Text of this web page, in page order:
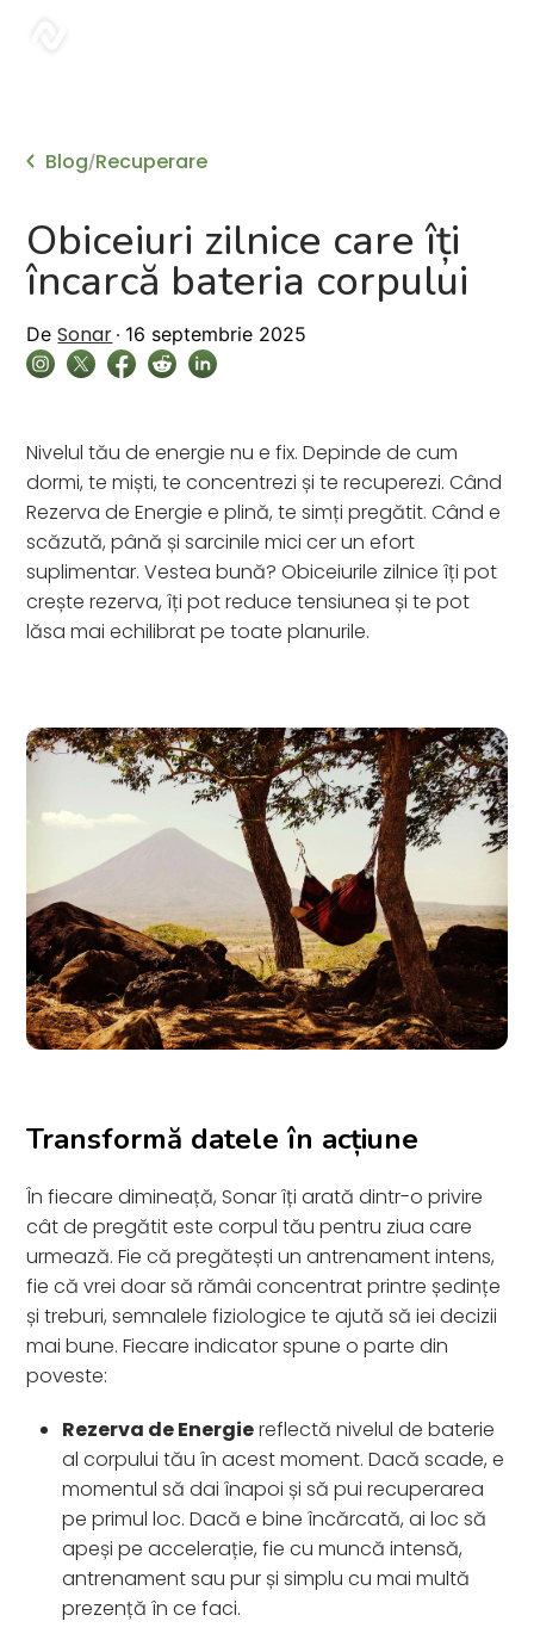
Blog/Recuperare
Obiceiuri zilnice care îți
încarcă bateria corpului
De Sonar 16 septembrie 2025
Nivelul tău de energie nu e fix. Depinde de cum
dormi, te miști, te concentrezi și te recuperezi. Când
Rezerva de Energie e plină, te simți pregătit. Când e
scăzută, până și sarcinile mici cer un efort
suplimentar. Vestea bună? Obiceiurile zilnice îți pot
crește rezerva, îți pot reduce tensiunea și te pot
lăsa mai echilibrat pe toate planurile.
Transformă datele în acțiune
În fiecare dimineață, Sonar îți arată dintr-o privire
cât de pregătit este corpul tău pentru ziua care
urmează. Fie că pregătești un antrenament intens,
fie că vrei doar să rămâi concentrat printre ședințe
și treburi, semnalele fiziologice te ajută să iei decizii
mai bune. Fiecare indicator spune o parte din
poveste:
Rezerva de Energiereflectă nivelul de baterie
al corpului tău în acest moment. Dacă scade, e
momentul să dai înapoi și să pui recuperarea
pe primul loc. Dacă e bine încărcată, ai loc să
apeși pe accelerație, fie cu muncă intensă,
antrenament sau pur și simplu cu mai multă
prezență în ce faci.